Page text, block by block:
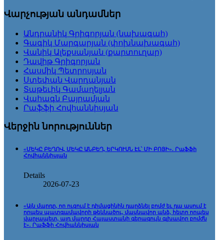
Վարչության անդամներ
Անդրանիկ Գրիգորյան (նախագահ)
Գագիկ Մարգարյան (փոխնախագահ)
Վանիկ Ալեքսանյան (քարտուղար)
Դավիթ Գրիգորյան
Հասմիկ Պետրոսյան
Ստեփան Վարդանյան
Տաթեւիկ Գամաղելյան
Վահագն Բայրամյան
Րաֆֆի Հովհաննիսյան
Վերջին նորություններ
«ՄԵԿԸ ԲԵՂՈՎ, ՄԵԿԸ ԱՆԲԵՂ, ԵՐԿՈՒՍՆ ԷԼ՝ ՄԻ ԲՈՅԻ». Րաֆֆի
Հովհաննիսյան
Details
2026-07-23
«Այն մարդը, որ ուզում է դիմացինին դարձնել բոմժ եւ դա ասում է
որպես պատգամավորի թեկնածու, մասնավոր անձ, հետո որպես
վարչապետ, այդ մարդը Հայաստանի գերագույն գլխավոր բոմժն
է». Րաֆֆի Հովհաննիսյան